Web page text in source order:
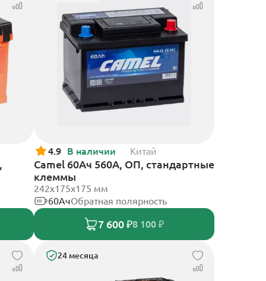
4.9 В наличии Китай
Camel 60Ач 560А, ОП, стандартные
клеммы
242х175х175 мм
60АчОбратная полярность
7 600 ₽8 100 ₽
24 месяца